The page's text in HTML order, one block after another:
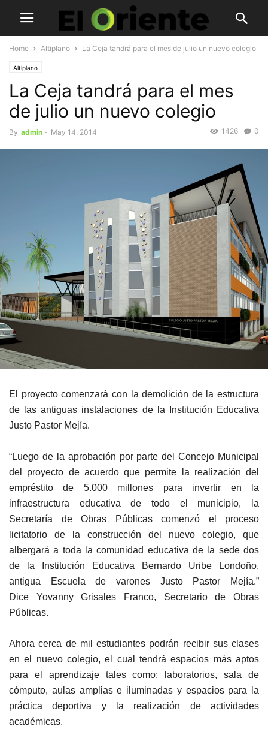
Home Altiplano La Ceja tandrá para el mes de julio un nuevo colegio
Altiplano
La Ceja tandrá para el mes
de julio un nuevo colegio
By admin - May 14, 2014 0
1426
El proyecto comenzará con la demolición de la estructura
de las antiguas instalaciones de la Institución Educativa
Justo Pastor Mejía.
“Luego de la aprobación por parte del Concejo Municipal
del proyecto de acuerdo que permite la realización del
empréstito de 5.000 millones para invertir en la
infraestructura educativa de todo el municipio, la
Secretaría de Obras Públicas comenzó el proceso
licitatorio de la construcción del nuevo colegio, que
albergará a toda la comunidad educativa de la sede dos
de la Institución Educativa Bernardo Uribe Londoño,
antigua Escuela de varones Justo Pastor Mejía.”
Dice Yovanny Grisales Franco, Secretario de Obras
Públicas.
Ahora cerca de mil estudiantes podrán recibir sus clases
en el nuevo colegio, el cual tendrá espacios más aptos
para el aprendizaje tales como: laboratorios, sala de
cómputo, aulas amplias e iluminadas y espacios para la
práctica deportiva y la realización de actividades
académicas.